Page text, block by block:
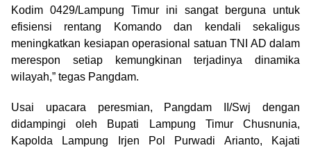
Kodim 0429/Lampung Timur ini sangat berguna untuk
efisiensi rentang Komando dan kendali sekaligus
meningkatkan kesiapan operasional satuan TNI AD dalam
merespon setiap kemungkinan terjadinya dinamika
wilayah,” tegas Pangdam.
Usai upacara peresmian, Pangdam II/Swj dengan
didampingi oleh Bupati Lampung Timur Chusnunia,
Kapolda Lampung Irjen Pol Purwadi Arianto, Kajati